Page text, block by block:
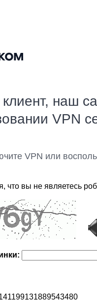
наш
VPN
VPN или
что вы не являетесь